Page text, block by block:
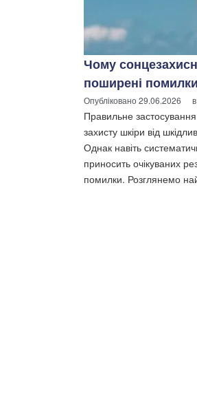
Чому
поширені
Опубліковано29.06.2026 в
Правильне
захисту шкіри від
Однак навіть
приносить очікуваних
помилки. Розглянемо